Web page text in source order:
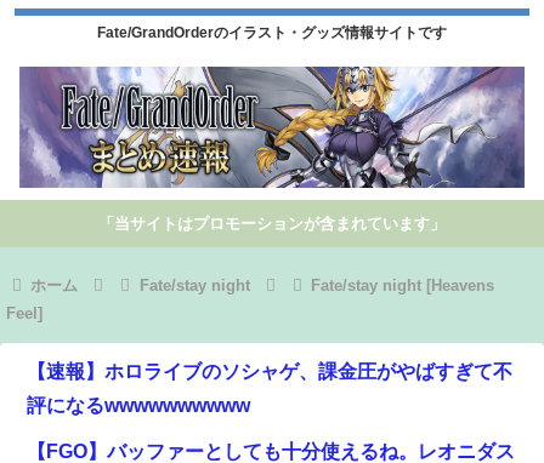
Fate/GrandOrderのイラスト・グッズ情報サイトです
「当サイトはプロモーションが含まれています」
ホーム Fate/stay night
Fate/stay night [Heavens
Feel]
【速報】ホロライブのソシャゲ、課金圧がやばすぎて不
評になるwwwwwwwwww
【FGO】バッファーとしても十分使えるね。レオニダス